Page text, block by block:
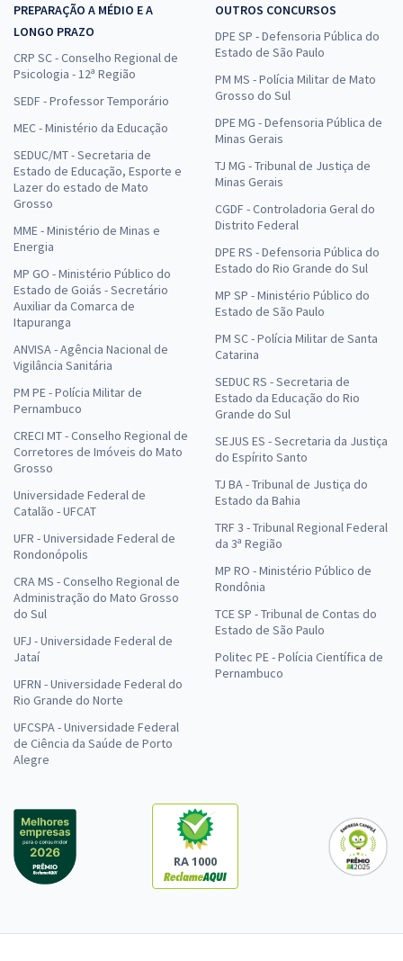
PREPARAÇÃO A MÉDIO E A
LONGO PRAZO
CRP SC - Conselho Regional de
Psicologia - 12ª Região
SEDF - Professor Temporário
MEC - Ministério da Educação
SEDUC/MT - Secretaria de
Estado de Educação, Esporte e
Lazer do estado de Mato
Grosso
MME - Ministério de Minas e
Energia
MP GO - Ministério Público do
Estado de Goiás - Secretário
Auxiliar da Comarca de
Itapuranga
ANVISA - Agência Nacional de
Vigilância Sanitária
PM PE - Polícia Militar de
Pernambuco
CRECI MT - Conselho Regional de
Corretores de Imóveis do Mato
Grosso
Universidade Federal de
Catalão - UFCAT
UFR - Universidade Federal de
Rondonópolis
CRA MS - Conselho Regional de
Administração do Mato Grosso
do Sul
UFJ - Universidade Federal de
Jataí
UFRN - Universidade Federal do
Rio Grande do Norte
UFCSPA - Universidade Federal
de Ciência da Saúde de Porto
Alegre
OUTROS CONCURSOS
DPE SP - Defensoria Pública do
Estado de São Paulo
PM MS - Polícia Militar de Mato
Grosso do Sul
DPE MG - Defensoria Pública de
Minas Gerais
TJ MG - Tribunal de Justiça de
Minas Gerais
CGDF - Controladoria Geral do
Distrito Federal
DPE RS - Defensoria Pública do
Estado do Rio Grande do Sul
MP SP - Ministério Público do
Estado de São Paulo
PM SC - Polícia Militar de Santa
Catarina
SEDUC RS - Secretaria de
Estado da Educação do Rio
Grande do Sul
SEJUS ES - Secretaria da Justiça
do Espírito Santo
TJ BA - Tribunal de Justiça do
Estado da Bahia
TRF 3 - Tribunal Regional Federal
da 3ª Região
MP RO - Ministério Público de
Rondônia
TCE SP - Tribunal de Contas do
Estado de São Paulo
Politec PE - Polícia Científica de
Pernambuco
RA 1000